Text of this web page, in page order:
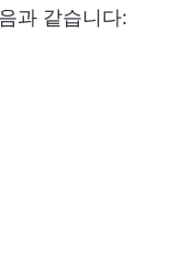
과 같습니다: